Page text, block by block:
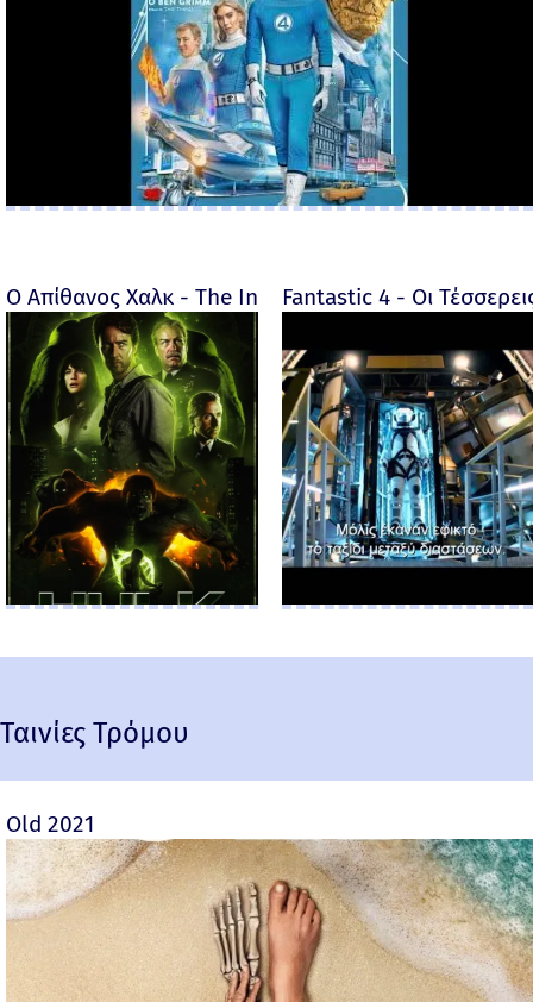
Ο Απίθανος Χαλκ - The Incredible Hulk - 2008
Fantastic 4 - Οι
Ταινίες Τρόμου
Old 2021